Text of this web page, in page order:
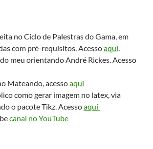
no Ciclo de Palestras do Gama, em
com pré-requisitos. Acessoaqui
meu orientando André Rickes. Acesso
Mateando, acessoaqui
como gerar imagem no latex, via
o pacote Tikz. Acessoaqui
canal no YouTube